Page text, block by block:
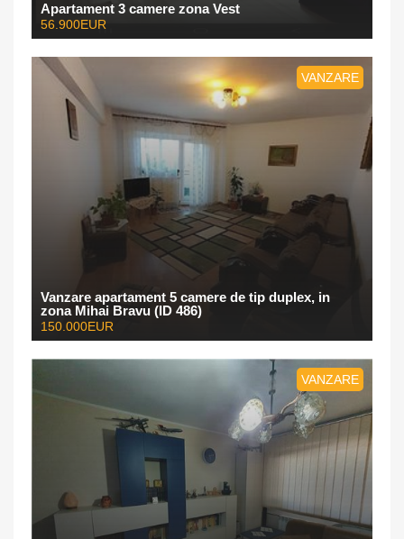
Apartament 3 camere zona Vest
56.900EUR
VANZARE
Vanzare apartament 5 camere de tip duplex, in
zona Mihai Bravu (ID 486)
150.000EUR
VANZARE